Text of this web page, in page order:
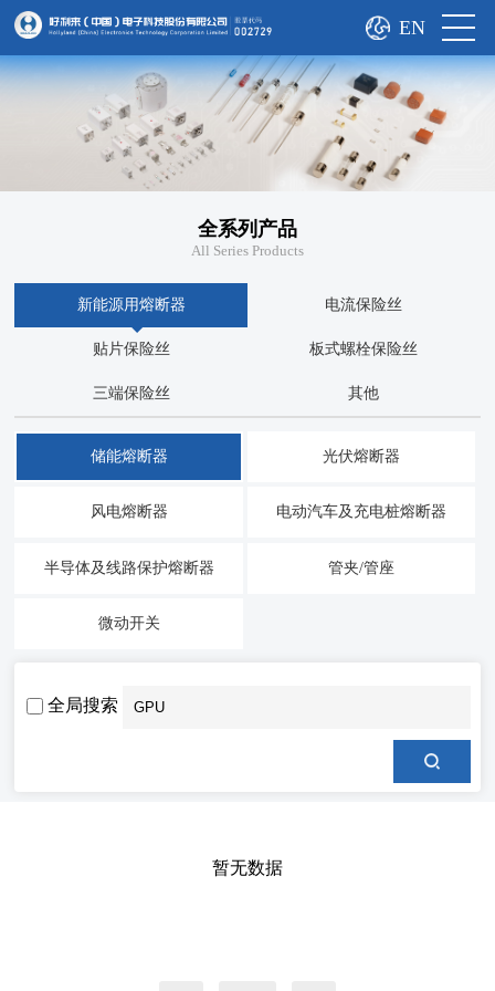
EN
全系列产品
All Series Products
新能源用熔断器 电流保险丝
贴片保险丝 板式螺栓保险丝
三端保险丝 其他
储能熔断器 光伏熔断器
风电熔断器 电动汽车及充电桩熔断器
半导体及线路保护熔断器 管夹/管座
微动开关
全局搜索
暂无数据